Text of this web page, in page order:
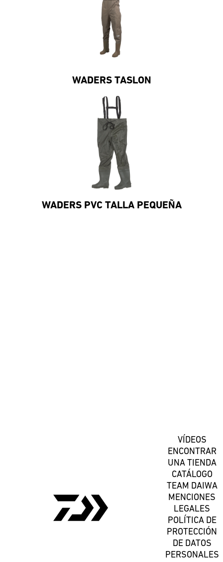
WADERS TASLON
WADERS PVC TALLA PEQUEÑA
VÍDEOS
ENCONTRAR
UNA TIENDA
CATÁLOGO
TEAM DAIWA
MENCIONES
LEGALES
POLÍTICA DE
PROTECCIÓN
DE DATOS
PERSONALES